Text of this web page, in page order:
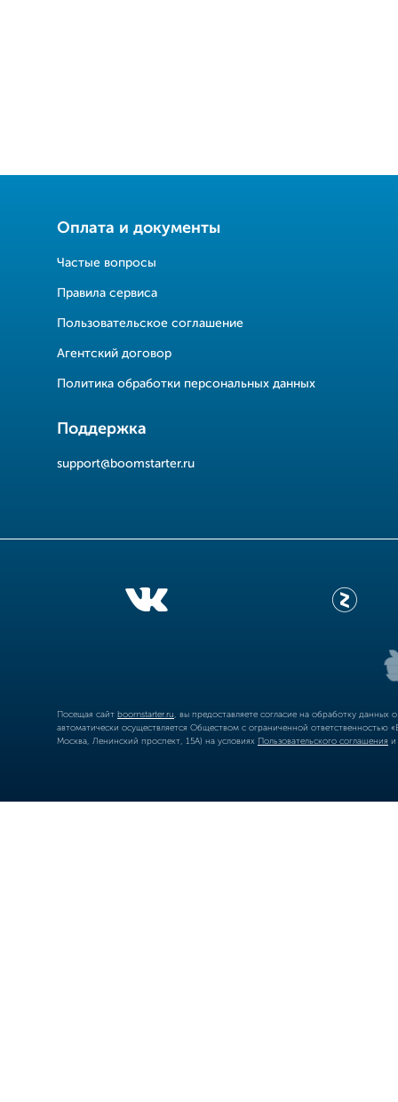
Оплата и документы
Частые вопросы
Правила сервиса
Пользовательское соглашение
Агентский договор
Политика обработки персональных данных
Поддержка
support@boomstarter.ru
Посещая сайт boomstarter.ru , вы предоставляете согласие на обработку
автоматически осуществляется Обществом с ограниченной
Москва, Ленинский проспект, 15А) на условиях Пользовательского соглашения и